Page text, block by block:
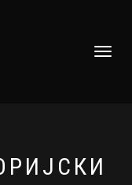
TOGGLE